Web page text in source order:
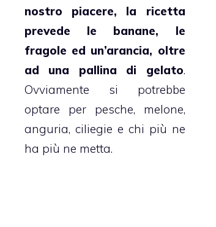
nostro piacere, la ricetta
prevede le banane, le
fragole ed un’arancia, oltre
ad una pallina di gelato.
Ovviamente si potrebbe
optare per pesche, melone,
anguria, ciliegie e chi più ne
ha più ne metta.